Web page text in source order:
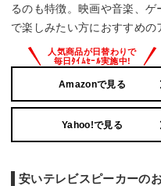
るのも特徴。映画や音楽、
で楽しみたい方におすすめの
Amazonで見る
Yahoo!で見る
安いテレビスピーカーの